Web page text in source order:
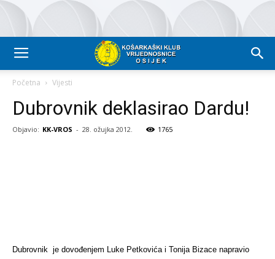
Početna Vijesti
Dubrovnik deklasirao Dardu!
Objavio: KK-VROS - 28. ožujka 2012. 1765
Dubrovnik je dovođenjem Luke Petkovića i Tonija Bizace napravio